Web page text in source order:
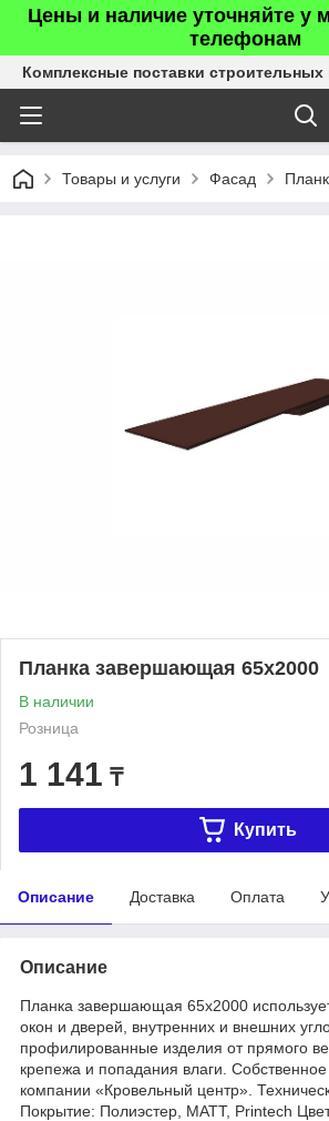
Цены и наличие уточняйте у
телефонам
Комплексные поставки строительных
Товары и услуги Фасад
Планка завершающая 65х2000
В наличии
Розница
1 141 ₸
Купить
Описание Доставка Оплата
Описание
Планка завершающая 65х2000
окон и дверей, внутренних и внешних
профилированные изделия от прямого
крепежа и попадания влаги. Собственное
компании «Кровельный центр».
Покрытие: Полиэстер, МАТТ, Printech